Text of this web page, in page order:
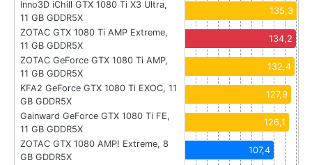
Inno3D iChill GTX 1080 Ti X3 Ultra,
11 GB GDDR5X
135,3
ZOTAC GTX 1080 Ti AMP Extreme,
11 GB GDDR5X
134,2
ZOTAC GeForce GTX 1080 Ti AMP,
11 GB GDDR5X
132,4
KFA2 GeForce GTX 1080 Ti EXOC, 11
GB GDDR5X
127,9
Gainward GeForce GTX 1080 Ti FE,
11 GB GDDR5X
126,1
ZOTAC GTX 1080 AMP! Extreme, 8
GB GDDR5X
107,4